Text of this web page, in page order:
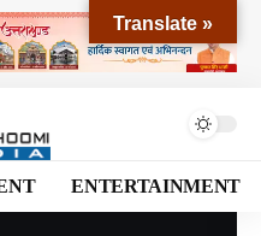
ENTERTAINMENT
Translate »